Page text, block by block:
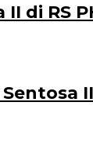
di RS
II